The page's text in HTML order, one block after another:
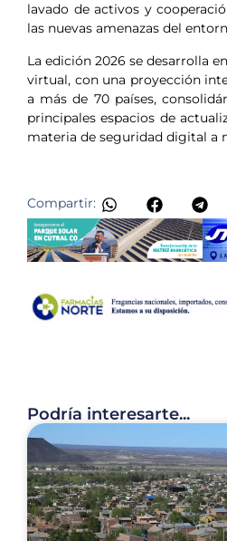
lavado de activos y
las nuevas amenazas del
La edición 2026 se desarrolla
virtual, con una proyección
a más de 70 países,
principales espacios de
materia de seguridad digital a
Compartir:
Podría interesarte...